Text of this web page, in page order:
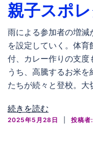
親子スポ
雨による参加者の増減
を設定していく。体
付、カレー作りの支度
うち、高騰するお米
たちが続々と登校。
続きを読む
2025年5月28日 投稿者: